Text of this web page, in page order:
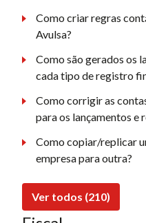
Como criar regras
Avulsa?
Como são gerados os
cada tipo de registro
Como corrigir as
para os lançamentos e
Como copiar/replicar
empresa para outra?
Ver todos (210)